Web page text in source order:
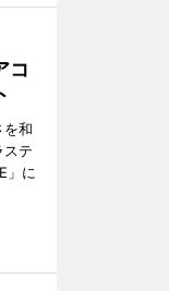
コ
を和
ステ
」に